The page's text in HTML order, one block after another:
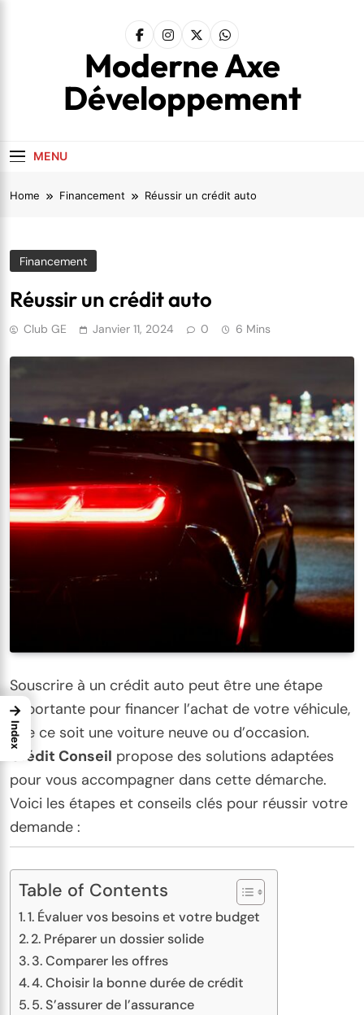
Moderne Axe
Développement
MENU
Home Financement Réussir un crédit auto
Financement
Réussir un crédit auto
Club GE Janvier 11, 2024 0 6 Mins
Souscrire à un crédit auto peut être une étape
importante pour financer l’achat de votre véhicule,
que ce soit une voiture neuve ou d’occasion.
Crédit Conseil propose des solutions adaptées
pour vous accompagner dans cette démarche.
Voici les étapes et conseils clés pour réussir votre
demande :
Table of Contents
1. Évaluer vos besoins et votre budget
2. Préparer un dossier solide
3. Comparer les offres
4. Choisir la bonne durée de crédit
5. S’assurer de l’assurance
→
Index